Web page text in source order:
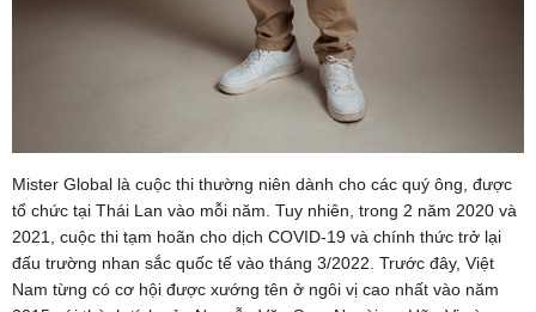
Mister Global là cuộc thi thường niên dành cho các quý ông, được
tổ chức tại Thái Lan vào mỗi năm. Tuy nhiên, trong 2 năm 2020 và
2021, cuộc thi tạm hoãn cho dịch COVID-19 và chính thức trở lại
đấu trường nhan sắc quốc tế vào tháng 3/2022. Trước đây, Việt
Nam từng có cơ hội được xướng tên ở ngôi vị cao nhất vào năm